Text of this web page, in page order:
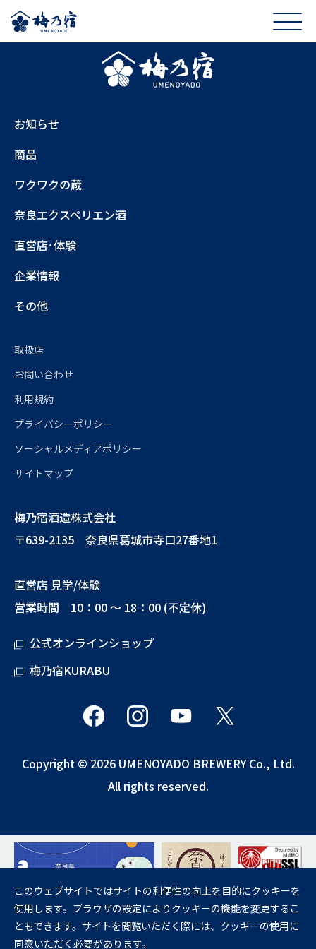
お知らせ
商品
ワクワクの蔵
奈良エクスペリエン酒
直営店･体験
企業情報
その他
取扱店
お問い合わせ
利用規約
プライバシーポリシー
ソーシャルメディアポリシー
サイトマップ
梅乃宿酒造株式会社
〒639-2135 奈良県葛城市寺口27番地1
直営店 見学/体験
営業時間 10：00 ～ 18：00 (不定休)
公式オンラインショップ
梅乃宿KURABU
Copyright © 2026 UMENOYADO BREWERY Co., Ltd.
All rights reserved.
飲酒は20歳になってから。
妊娠中や授乳期の飲酒は、胎児・乳児の発育に悪影響を与えるおそれが
あります。
このウェブサイトではサイトの利便性の向上を目的にクッキーを
使用します。ブラウザの設定によりクッキーの機能を変更するこ
ともできます。サイトを閲覧いただく際には、クッキーの使用に
同意いただく必要があります。